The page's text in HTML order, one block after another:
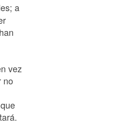
a
vez
no